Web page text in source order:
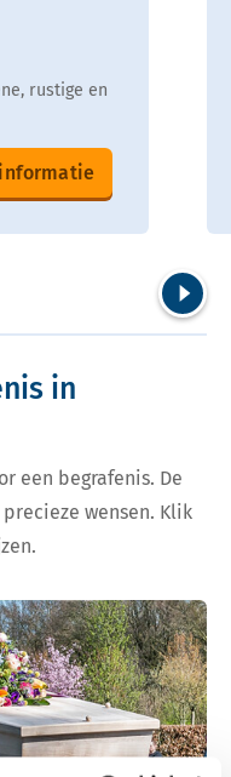
rustige en
in
een begrafenis. De
wensen. Klik